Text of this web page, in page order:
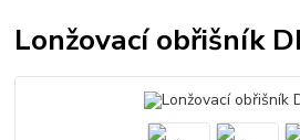
Lonžovací obřišník